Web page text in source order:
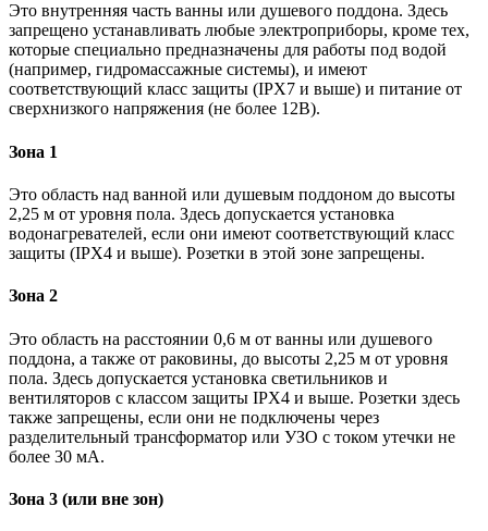
Это внутренняя часть ванны или душевого поддона. Здесь
запрещено устанавливать любые электроприборы, кроме тех,
которые специально предназначены для работы под водой
(например, гидромассажные системы), и имеют
соответствующий класс защиты (IPX7 и выше) и питание от
сверхнизкого напряжения (не более 12В).
Зона 1
Это область над ванной или душевым поддоном до высоты
2,25 м от уровня пола. Здесь допускается установка
водонагревателей, если они имеют соответствующий класс
защиты (IPX4 и выше). Розетки в этой зоне запрещены.
Зона 2
Это область на расстоянии 0,6 м от ванны или душевого
поддона, а также от раковины, до высоты 2,25 м от уровня
пола. Здесь допускается установка светильников и
вентиляторов с классом защиты IPX4 и выше. Розетки здесь
также запрещены, если они не подключены через
разделительный трансформатор или УЗО с током утечки не
более 30 мА.
Зона 3 (или вне зон)